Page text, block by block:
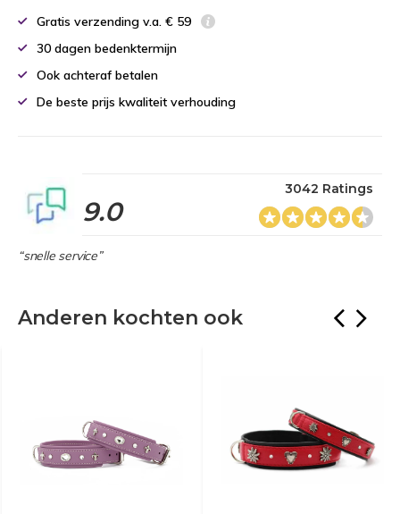
Gratis verzending v.a. € 59
30 dagen bedenktermijn
Ook achteraf betalen
De beste prijs kwaliteit verhouding
9.0
3042 Ratings
“snelle service”
Anderen kochten ook